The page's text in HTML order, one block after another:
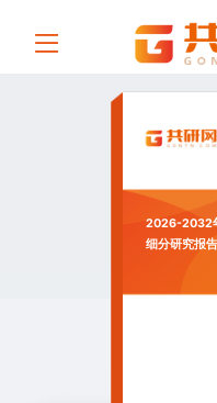
2026-2032
细分研究报告